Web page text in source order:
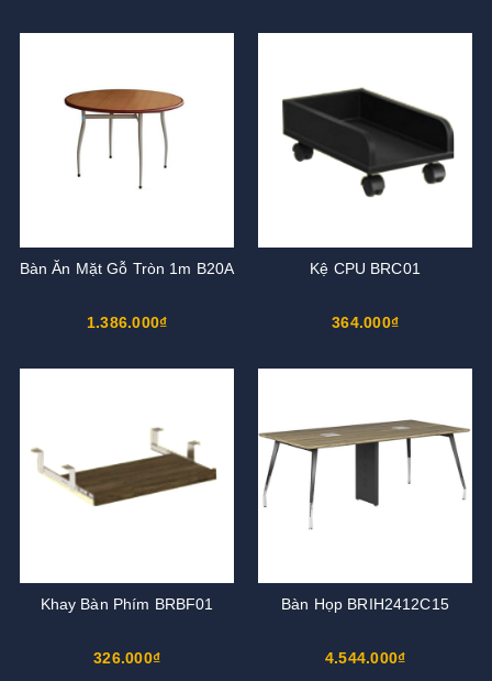
Bàn Ăn Mặt Gỗ Tròn 1m B20A
1.386.000₫
Kệ CPU BRC01
364.000₫
Khay Bàn Phím BRBF01
326.000₫
Bàn Họp BRIH2412C15
4.544.000₫